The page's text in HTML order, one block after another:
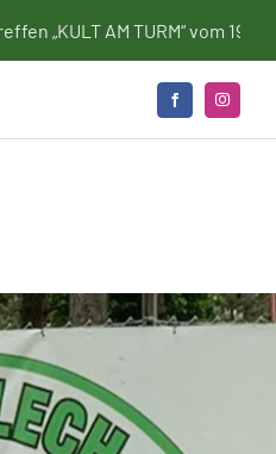
vom 19. bis 21. Juni 2026